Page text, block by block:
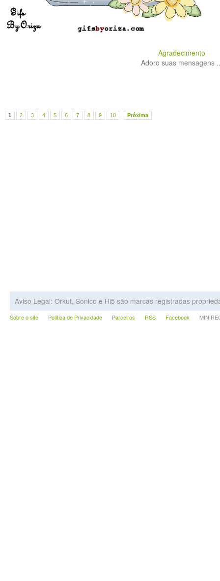
Agradecimento
Adoro suas mensagens
1 2 3 4 5 6 7 8 9 10 Próxima
Aviso Legal: Orkut, Sonico e Hi5 são marcas registradas
Sobre o site Política de Privacidade Parceiros RSS Facebook